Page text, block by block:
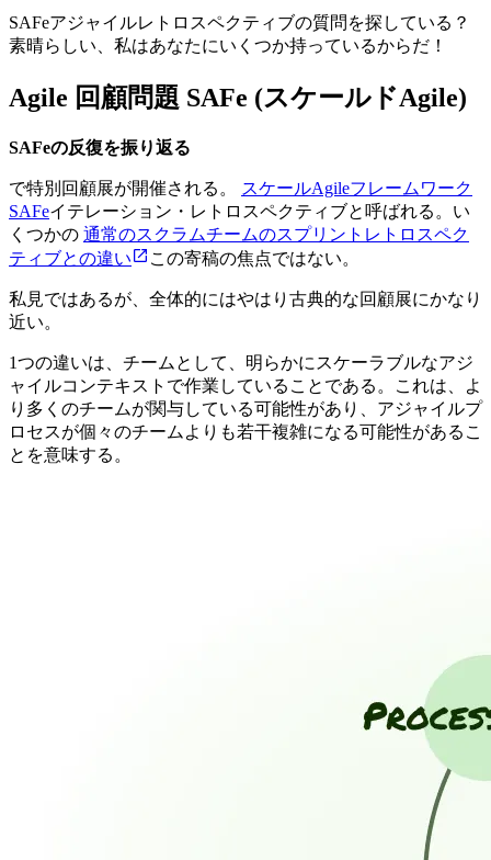
SAFeアジャイルレトロスペクティブの質問を探している？
素晴らしい、私はあなたにいくつか持っているからだ！
Agile 回顧問題 SAFe (スケールドAgile)
SAFeの反復を振り返る
で特別回顧展が開催される。
スケールAgileフレームワーク
SAFeイテレーション・レトロスペクティブと呼ばれる。い
くつかの 通常のスクラムチームのスプリントレトロスペク
ティブとの違い
この寄稿の焦点ではない。
私見ではあるが、全体的にはやはり古典的な回顧展にかなり
近い。
1つの違いは、チームとして、明らかにスケーラブルなアジ
ャイルコンテキストで作業していることである。これは、よ
り多くのチームが関与している可能性があり、アジャイルプ
ロセスが個々のチームよりも若干複雑になる可能性があるこ
とを意味する。